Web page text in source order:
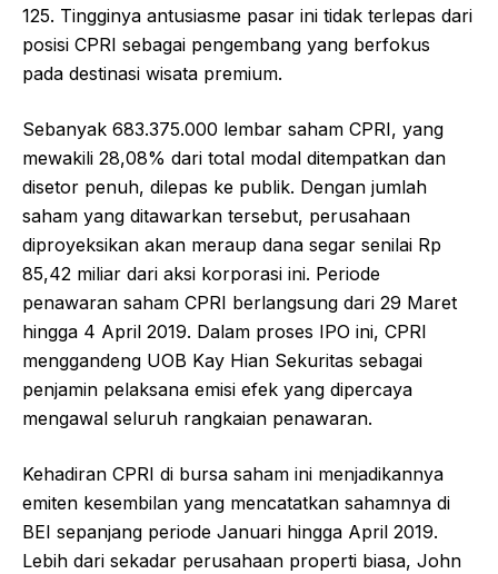
125. Tingginya antusiasme pasar ini tidak terlepas dari
posisi CPRI sebagai pengembang yang berfokus
pada destinasi wisata premium.
Sebanyak 683.375.000 lembar saham CPRI, yang
mewakili 28,08% dari total modal ditempatkan dan
disetor penuh, dilepas ke publik. Dengan jumlah
saham yang ditawarkan tersebut, perusahaan
diproyeksikan akan meraup dana segar senilai Rp
85,42 miliar dari aksi korporasi ini. Periode
penawaran saham CPRI berlangsung dari 29 Maret
hingga 4 April 2019. Dalam proses IPO ini, CPRI
menggandeng UOB Kay Hian Sekuritas sebagai
penjamin pelaksana emisi efek yang dipercaya
mengawal seluruh rangkaian penawaran.
Kehadiran CPRI di bursa saham ini menjadikannya
emiten kesembilan yang mencatatkan sahamnya di
BEI sepanjang periode Januari hingga April 2019.
Lebih dari sekadar perusahaan properti biasa, John